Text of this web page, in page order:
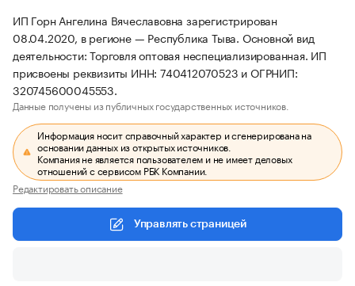
ИП Горн Ангелина Вячеславовна зарегистрирован
08.04.2020, в регионе — Республика Тыва. Основной вид
деятельности: Торговля оптовая неспециализированная. ИП
присвоены реквизиты ИНН: 740412070523 и ОГРНИП:
320745600045553.
Данные получены из публичных государственных источников.
Информация носит справочный характер и сгенерирована на
основании данных из открытых источников.
Компания не является пользователем и не имеет деловых
отношений с сервисом РБК Компании.
Редактировать описание
Управлять страницей